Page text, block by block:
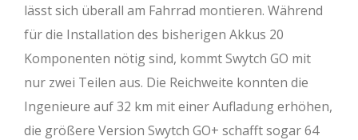
lässt sich überall am Fahrrad montieren. Während
für die Installation des bisherigen Akkus 20
Komponenten nötig sind, kommt Swytch GO mit
nur zwei Teilen aus. Die Reichweite konnten die
Ingenieure auf 32 km mit einer Aufladung erhöhen,
die größere Version Swytch GO+ schafft sogar 64